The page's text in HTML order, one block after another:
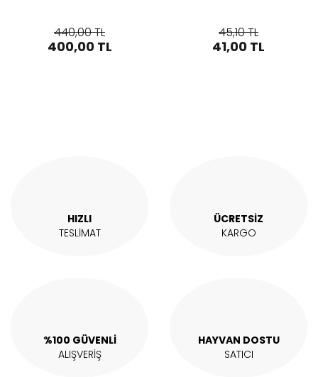
440,00 TL
400,00 TL
45,10 TL
41,00 TL
HIZLI
TESLİMAT
ÜCRETSİZ
KARGO
%100 GÜVENLİ
ALIŞVERİŞ
HAYVAN DOSTU
SATICI